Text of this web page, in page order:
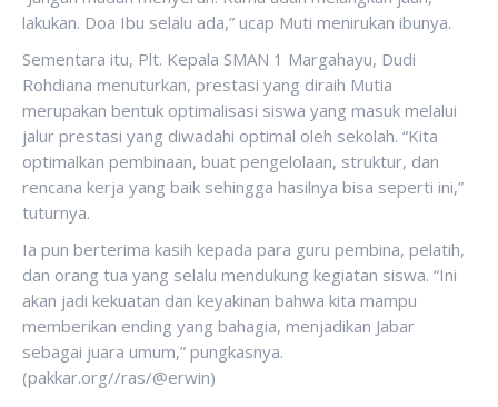
lakukan. Doa Ibu selalu ada,” ucap Muti menirukan ibunya.
Sementara itu, Plt. Kepala SMAN 1 Margahayu, Dudi
Rohdiana menuturkan, prestasi yang diraih Mutia
merupakan bentuk optimalisasi siswa yang masuk melalui
jalur prestasi yang diwadahi optimal oleh sekolah. “Kita
optimalkan pembinaan, buat pengelolaan, struktur, dan
rencana kerja yang baik sehingga hasilnya bisa seperti ini,”
tuturnya.
Ia pun berterima kasih kepada para guru pembina, pelatih,
dan orang tua yang selalu mendukung kegiatan siswa. “Ini
akan jadi kekuatan dan keyakinan bahwa kita mampu
memberikan ending yang bahagia, menjadikan Jabar
sebagai juara umum,” pungkasnya.
(pakkar.org//ras/@erwin)